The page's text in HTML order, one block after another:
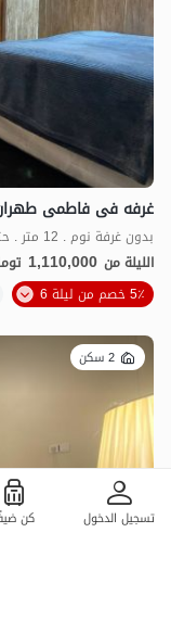
تسجيل الدخول كن
OpenStreetMap
غرفه فی فاطمی طهران - یاس
بدون غرفة نوم . 12 متر . حتى 1 ضيف
الليلة من 1,110,000
5٪ خصم من ليلة 6
2 سكن